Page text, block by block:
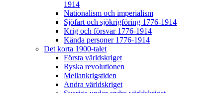
1914
Nationalism och imperialism
Sjöfart och sjökrigföring 1776-1914
Krig och försvar 1776-1914
Kända personer 1776-1914
Det korta 1900-talet
Första världskriget
Ryska revolutionen
Mellankrigstiden
Andra världskriget